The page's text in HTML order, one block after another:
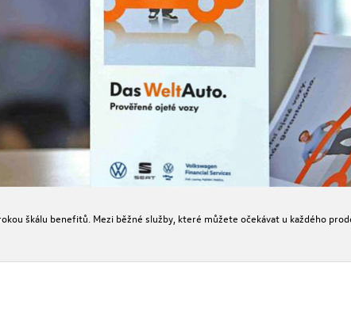
škálu benefitů. Mezi běžné služby, které můžete očekávat u každého